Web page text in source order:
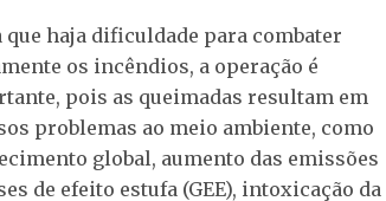
que haja dificuldade para combater
os incêndios, a operação é
pois as queimadas resultam em
problemas ao meio ambiente, como
global, aumento das emissões
de efeito estufa (GEE), intoxicação da